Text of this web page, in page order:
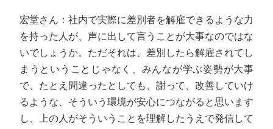
宏堂さん：社内で実際に差別者を解雇できるような力
を持った人が、声に出して言うことが大事なのではな
いでしょうか。ただそれは、差別したら解雇されてし
まうということじゃなく、みんなが学ぶ姿勢が大事
で、たとえ間違ったとしても、謝って、改善していけ
るような、そういう環境が安心につながると思います
し、上の人がそういうことを理解したうえで発信して